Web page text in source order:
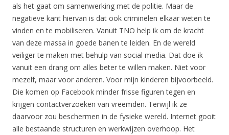
als het gaat om samenwerking met de politie. Maar de
negatieve kant hiervan is dat ook criminelen elkaar weten te
vinden en te mobiliseren. Vanuit TNO help ik om de kracht
van deze massa in goede banen te leiden. En de wereld
veiliger te maken met behulp van social media. Dat doe ik
vanuit een drang om alles beter te willen maken. Niet voor
mezelf, maar voor anderen. Voor mijn kinderen bijvoorbeeld.
Die komen op Facebook minder frisse figuren tegen en
krijgen contactverzoeken van vreemden. Terwijl ik ze
daarvoor zou beschermen in de fysieke wereld. Internet gooit
alle bestaande structuren en werkwijzen overhoop. Het